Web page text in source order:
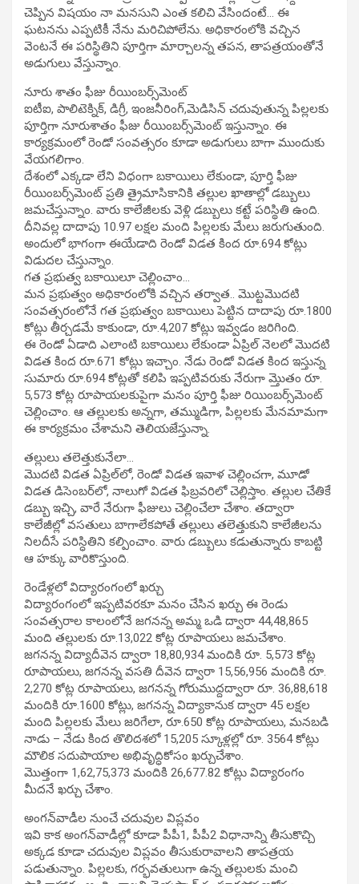
చెప్పిన విషయం నా మనసుని ఎంత కలిచి వేసిందంటే… ఈ
ఘటనను ఎప్పటికీ నేను మరిచిపోలేను. అధికారంలోకి వచ్చిన
వెంటనే ఈ పరిస్థితిని పూర్తిగా మార్చాలన్న తపన, తాపత్రయంతోనే
అడుగులు వేస్తున్నాం.
నూరు శాతం ఫీజు రీయింబర్స్‌మెంట్‌
ఐటీఐ, పాలిటెక్నిక్, డిగ్రీ, ఇంజనీరింగ్,మెడిసిన్‌ చదువుతున్న పిల్లలకు
పూర్తిగా నూరుశాతం ఫీజు రీయింబర్స్‌మెంట్‌ ఇస్తున్నాం. ఈ
కార్యక్రమంలో రెండో సంవత్సరం కూడా అడుగులు బాగా ముందుకు
వేయగలిగాం.
దేశంలో ఎక్కడా లేని విధంగా బకాయిలు లేకుండా, పూర్తి ఫీజు
రీయింబర్స్‌మెంట్‌ ప్రతి త్రైమాసికానికి తల్లుల ఖాతాల్లో డబ్బులు
జమచేస్తున్నాం. వారు కాలేజీలకు వెళ్లి డబ్బులు కట్టే పరిస్థితి ఉంది.
దీనివల్ల దాదాపు 10.97 లక్షల మంది పిల్లలకు మేలు జరుగుతుంది.
అందులో భాగంగా ఈయేడాది రెండో విడత కింద రూ.694 కోట్లు
విడుదల చేస్తున్నాం.
గత ప్రభుత్వ బకాయిలూ చెల్లించాం…
మన ప్రభుత్వం అధికారంలోకి వచ్చిన తర్వాత.. మొట్టమొదటి
సంవత్సరంలోనే గత ప్రభుత్వం బకాయిలు పెట్టిన దాదాపు రూ.1800
కోట్లు తీర్చడమే కాకుండా, రూ.4,207 కోట్లు ఇవ్వడం జరిగింది.
ఈ రెండో ఏడాది ఎలాంటి బకాయిలు లేకుండా ఏప్రిల్‌ నెలలో మొదటి
విడత కింద రూ.671 కోట్లు ఇచ్చాం. నేడు రెండో విడత కింద ఇస్తున్న
సుమారు రూ.694 కోట్లతో కలిపి ఇప్పటివరుకు నేరుగా మ్తొతం రూ.
5,573 కోట్ల రూపాయలకుపైగా మనం పూర్తి ఫీజు రియింబర్స్‌మెంట్‌
చెల్లించాం. ఆ తల్లులకు అన్నగా, తమ్ముడిగా, పిల్లలకు మేనమామగా
ఈ కార్యక్రమం చేశామని తెలియజేస్తున్నా.
తల్లులు తలెత్తుకునేలా…
మొదటి విడత ఏప్రిల్‌లో, రెండో విడత ఇవాళ చెల్లించగా, మూడో
విడత డిసెంబర్‌లో, నాలుగో విడత ఫిబ్రవరిలో చెల్లిస్తాం. తల్లుల చేతికే
డబ్బు ఇచ్చి, వారే నేరుగా ఫీజులు చెల్లించేలా చేశాం. తద్వారా
కాలేజీల్లో వసతులు బాగాలేకపోతే తల్లులు తలెత్తుకుని కాలేజీలను
నిలదీసే పరిస్ధితిని కల్పించాం. వారు డబ్బులు కడుతున్నారు కాబట్టి
ఆ హక్కు వారికొస్తుంది.
రెండేళ్లలో విద్యారంగంలో ఖర్చు
విద్యారంగంలో ఇప్పటివరకూ మనం చేసిన ఖర్చు ఈ రెండు
సంవత్సరాల కాలంలోనే జగనన్న అమ్మ ఒడి ద్వారా 44,48,865
మంది తల్లులకు రూ.13,022 కోట్ల రూపాయలు జమచేశాం.
జగనన్న విద్యాదీవెన ద్వారా 18,80,934 మందికి రూ. 5,573 కోట్ల
రూపాయలు, జగనన్న వసతి దీవెన ద్వారా 15,56,956 మందికి రూ.
2,270 కోట్ల రూపాయలు, జగనన్న గోరుముద్దద్వారా రూ. 36,88,618
మందికి రూ.1600 కోట్లు, జగనన్న విద్యాకానుక ద్వారా 45 లక్షల
మంది పిల్లలకు మేలు జరిగేలా, రూ.650 కోట్ల రూపాయలు, మనబడి
నాడు – నేడు కింద తొలిదశలో 15,205 స్కూళ్లల్లో రూ. 3564 కోట్లు
మౌలిక సదుపాయాల అభివృద్ధికోసం ఖర్చుచేశాం.
మొత్తంగా 1,62,75,373 మందికి 26,677.82 కోట్లు విద్యారంగం
మీదనే ఖర్చు చేశాం.
అంగన్‌వాడీల నుంచే చదువుల విప్లవం
ఇవి కాక అంగన్‌వాడీల్లో కూడా పీపీ1, పీపీ2 విధానాన్ని తీసుకొచ్చి
అక్కడ కూడా చదువుల విప్లవం తీసుకురావాలని తాపత్రయ
పడుతున్నాం. పిల్లలకు, గర్భవతులుగా ఉన్న తల్లులకు మంచి